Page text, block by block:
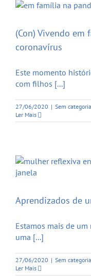
(Con) Vivendo
coronavírus
Este momento
com filhos [...]
27/06/2020 | Sem categoria
Ler Mais
Aprendizados de
Estamos mais de
uma [...]
27/06/2020 | Sem categoria
Ler Mais